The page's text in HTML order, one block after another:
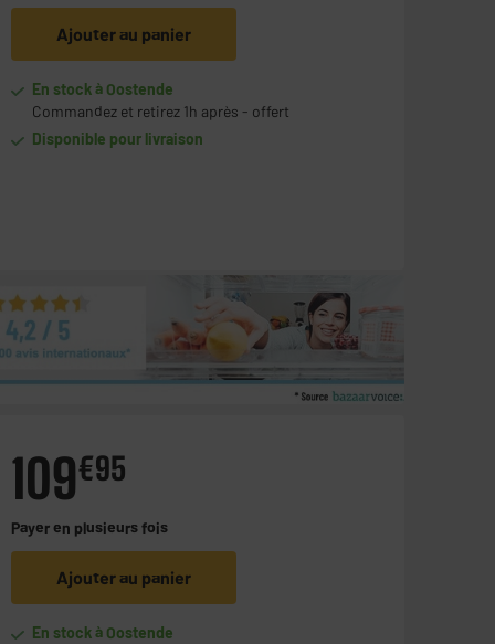
Ajouter au panier
En stock à Oostende
Commandez et retirez 1h après - offert
Disponible pour livraison
109€95
Payer en plusieurs fois
Ajouter au panier
En stock à Oostende